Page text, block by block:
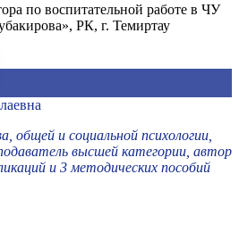
по воспитательной работе в ЧУ
РК, г. Темиртау
общей и социальной психологии,
высшей категории, автор
и 3 методических пособий